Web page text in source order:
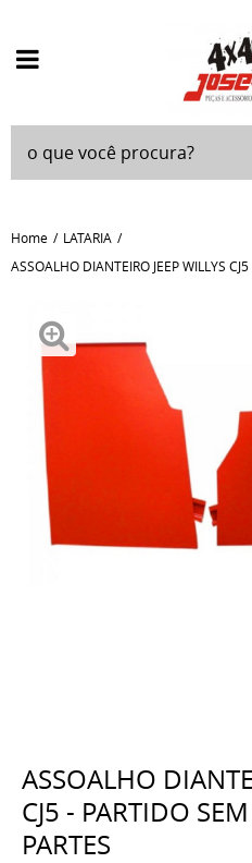
Home
LATARIA
ASSOALHO DIANTEIRO JEEP WILLYS
ASSOALHO
CJ5 - PARTIDO
PARTES